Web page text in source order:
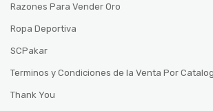
Razones Para Vender Oro
Ropa Deportiva
SCPakar
Terminos y Condiciones de la Venta Por
Thank You